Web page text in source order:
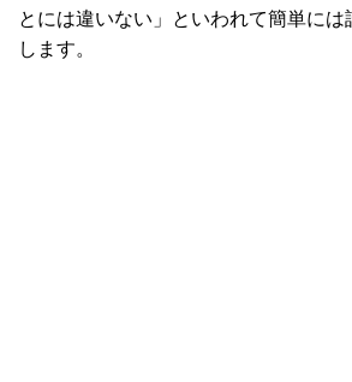
とには違いない」といわれて簡単に
します。